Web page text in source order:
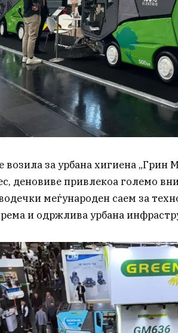
за урбана хигиена „Грин
деновиве привлекоа големо
меѓународен саем за
и одржлива урбана